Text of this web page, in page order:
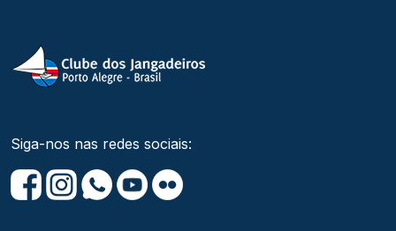
Siga-nos nas redes sociais: